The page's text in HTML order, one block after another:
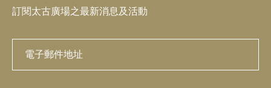
訂閱太古廣場之最新消息及活動